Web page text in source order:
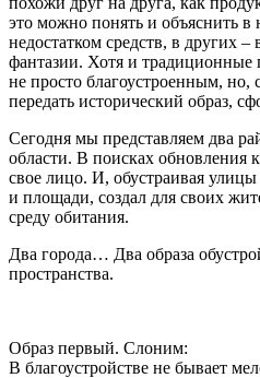
это можно понять и объяснить в
недостатком средств, в других –
фантазии. Хотя и традиционные
не просто благоустроенным, но,
передать исторический образ,
Сегодня мы представляем два
области. В поисках обновления
свое лицо. И, обустраивая улицы
и площади, создал для своих
среду обитания.
Два города… Два образа
пространства.
Образ первый. Слоним:
В благоустройстве не бывает